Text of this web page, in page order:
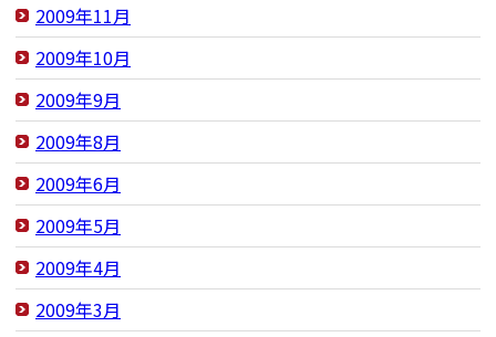
2009年11月
2009年10月
2009年9月
2009年8月
2009年6月
2009年5月
2009年4月
2009年3月